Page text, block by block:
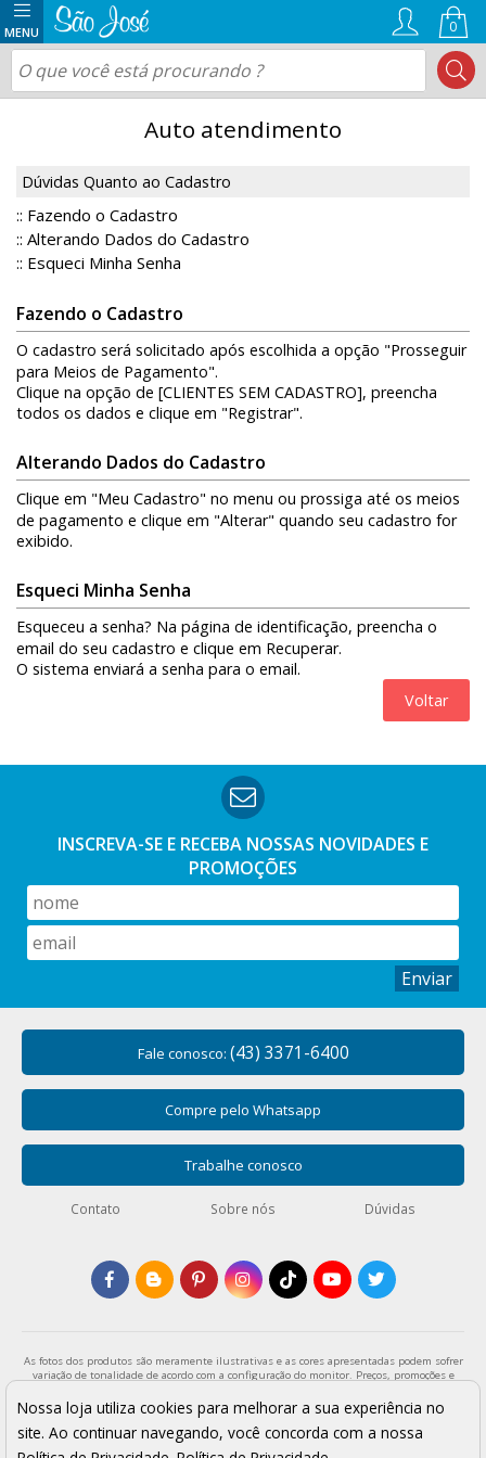
0
Auto atendimento
Dúvidas Quanto ao Cadastro
:: Fazendo o Cadastro
:: Alterando Dados do Cadastro
:: Esqueci Minha Senha
Fazendo o Cadastro
O cadastro será solicitado após escolhida a opção "Prosseguir
para Meios de Pagamento".
Clique na opção de [CLIENTES SEM CADASTRO], preencha
todos os dados e clique em "Registrar".
Alterando Dados do Cadastro
Clique em "Meu Cadastro" no menu ou prossiga até os meios
de pagamento e clique em "Alterar" quando seu cadastro for
exibido.
Esqueci Minha Senha
Esqueceu a senha? Na página de identificação, preencha o
email do seu cadastro e clique em Recuperar.
O sistema enviará a senha para o email.
INSCREVA-SE E RECEBA NOSSAS NOVIDADES E
PROMOÇÕES
Enviar
Fale conosco: (43) 3371-6400
Compre pelo Whatsapp
Trabalhe conosco
Contato Sobre nós Dúvidas
As fotos dos produtos são meramente ilustrativas e as cores apresentadas podem sofrer
variação de tonalidade de acordo com a configuração do monitor. Preços, promoções e
enquanto durar o estoque. Os preços apresentados são válidos para pagamentos a vista
e podem sofrer alterações sem aviso prévio. Vendas sujeitas a análise e confirmação de
dados.
Armarinho São José - Todos os direitos reservados
Nossa loja utiliza cookies para melhorar a sua experiência no
site. Ao continuar navegando, você concorda com a nossa